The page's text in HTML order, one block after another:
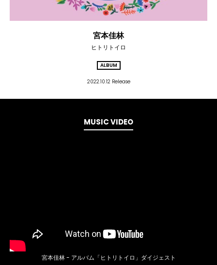
宮本佳林
ヒトリトイロ
ALBUM
2022.10.12 Release
MUSIC VIDEO
宮本佳林 - アルバム「ヒトリトイロ」ダイジェスト